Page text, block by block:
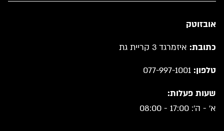
אובזוטק
כתובת: איזמרגד 3 קריית גת
טלפון: 077-997-1001
שעות פעלות:
א' - ה': 17:00 - 08:00